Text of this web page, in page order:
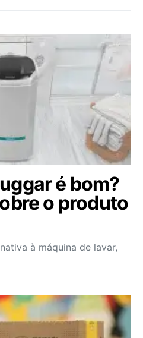
é bom?
o produto
à máquina de lavar,